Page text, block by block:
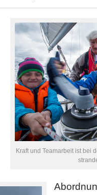
Kraft und Teamarbeit ist bei